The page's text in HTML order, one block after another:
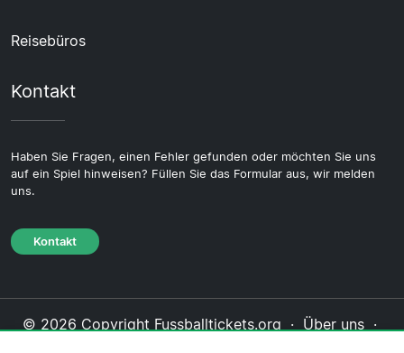
Reisebüros
Kontakt
Haben Sie Fragen, einen Fehler gefunden oder möchten Sie uns
auf ein Spiel hinweisen? Füllen Sie das Formular aus, wir melden
uns.
Kontakt
© 2026 Copyright Fussballtickets.org · Über uns ·